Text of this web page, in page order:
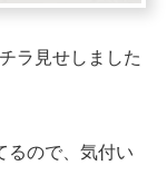
ラ見せしました
るので、気付い